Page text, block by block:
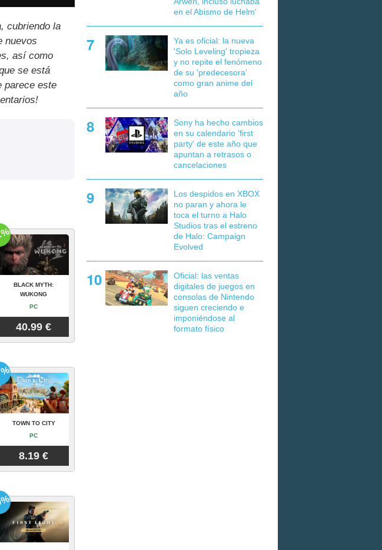
cubriendo la
nuevos
así como
se está
parece este
BLACK MYTH:
WUKONG
PC
40.99 €
TOWN TO CITY
PC
8.19 €
en el Abismo de Helm'
Ya es oficial: la nueva
'Solo Leveling' tropieza
y no repite el fenómeno
de su 'predecesora'
como gran anime del
año
Sony ha hecho cambios
en su calendario 'first
party' de este año que
apuntan a retrasos o
cancelaciones
Los despidos en XBOX
no paran y ahora le
toca el turno a Halo
Studios tras el estreno
de Halo: Campaign
Evolved
Oficial: las ventas
digitales de juegos en
consolas de Nintendo
siguen creciendo e
imponiéndose al
formato físico